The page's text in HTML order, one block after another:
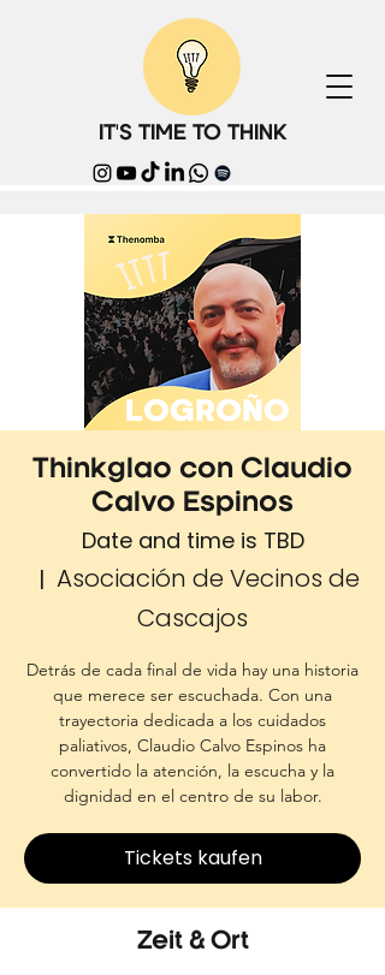
IT'S TIME TO THINK
Thinkglao con Claudio
Calvo Espinos
Date and time is TBD
  |
Asociación de Vecinos de
Cascajos
Detrás de cada final de vida hay una historia
que merece ser escuchada. Con una
trayectoria dedicada a los cuidados
paliativos, Claudio Calvo Espinos ha
convertido la atención, la escucha y la
dignidad en el centro de su labor.
Tickets kaufen
Zeit & Ort